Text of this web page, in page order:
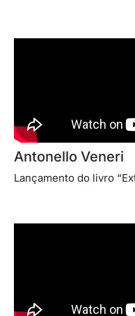
Antonello Veneri
Lançamento do livro